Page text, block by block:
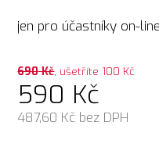
jen pro účastníky on-
690Kč, ušetříte 100 Kč
590 Kč
487,60 Kč bez DPH